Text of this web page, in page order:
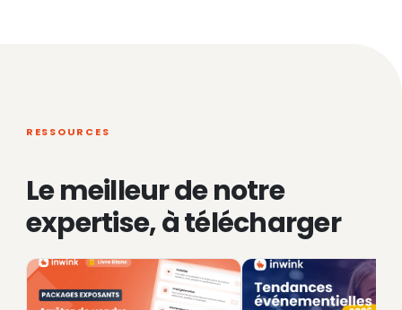
RESSOURCES
Le meilleur de notre
expertise, à télécharger